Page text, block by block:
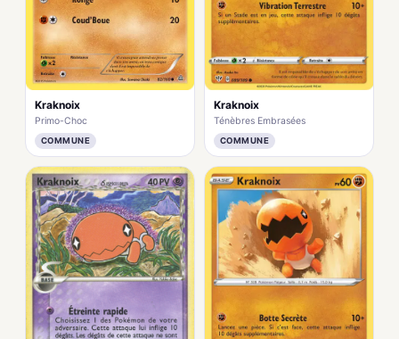
Kraknoix
Primo-Choc
COMMUNE
Kraknoix
Ténèbres Embrasées
COMMUNE